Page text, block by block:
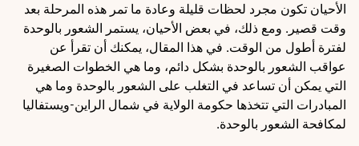
الأحيان تكون مجرد لحظات قليلة وعادة ما تمر هذه المرحلة بعد
وقت قصير. ومع ذلك، في بعض الأحيان، يستمر الشعور بالوحدة
لفترة أطول من الوقت. في هذا المقال، يمكنك أن تقرأ عن
عواقب الشعور بالوحدة بشكل دائم، وما هي الخطوات الصغيرة
التي يمكن أن تساعد في التغلب على الشعور بالوحدة وما هي
المبادرات التي تتخذها حكومة الولاية في شمال الراين-ويستفاليا
لمكافحة الشعور بالوحدة.